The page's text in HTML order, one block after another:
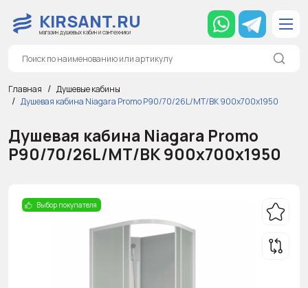
KIRSANT.RU
магазин душевых кабин и сантехники
Главная
Душевые кабины
Душевая кабина Niagara Promo P90/70/26L/MT/BK 900х700х1950
Душевая кабина Niagara Promo
P90/70/26L/MT/BK 900х700х1950
Выбор покупателя